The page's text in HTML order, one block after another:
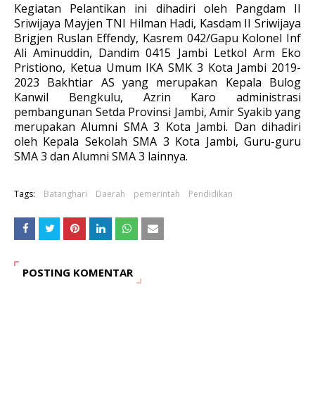
Kegiatan Pelantikan ini dihadiri oleh Pangdam II
Sriwijaya Mayjen TNI Hilman Hadi, Kasdam II Sriwijaya
Brigjen Ruslan Effendy, Kasrem 042/Gapu Kolonel Inf
Ali Aminuddin, Dandim 0415 Jambi Letkol Arm Eko
Pristiono, Ketua Umum IKA SMK 3 Kota Jambi 2019-
2023 Bakhtiar AS yang merupakan Kepala Bulog
Kanwil Bengkulu, Azrin Karo administrasi
pembangunan Setda Provinsi Jambi, Amir Syakib yang
merupakan Alumni SMA 3 Kota Jambi. Dan dihadiri
oleh Kepala Sekolah SMA 3 Kota Jambi, Guru-guru
SMA 3 dan Alumni SMA 3 lainnya.
Tags: Batanghari Daerah pemerintah Pendidikan
POSTING KOMENTAR